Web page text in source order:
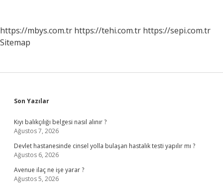
https://mbys.com.tr https://tehi.com.tr https://sepi.com.tr
Sitemap
Sidebar
Son Yazılar
Kıyı balıkçılığı belgesi nasıl alınır ?
Ağustos 7, 2026
Devlet hastanesinde cinsel yolla bulaşan hastalık testi yapılır mı ?
Ağustos 6, 2026
Avenue ilaç ne işe yarar ?
Ağustos 5, 2026